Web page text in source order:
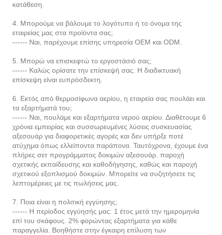
κατάθεση.
4. Μπορούμε να βάλουμε το λογότυπο ή το όνομα της
εταιρείας μας στα προϊόντα σας;
------ Ναι, παρέχουμε επίσης υπηρεσία OEM και ODM.
5. Μπορώ να επισκεφτώ το εργοστάσιό σας;
------ Καλώς ορίσατε την επίσκεψή σας. Η διαδικτυακή
επίσκεψη είναι ευπρόσδεκτη.
6. Εκτός από θερμοσίφωνα αερίου, η εταιρεία σας πουλάει και
τα εξαρτήματά του;
------ Ναι, πουλάμε και εξαρτήματα νερού αερίου. Διαθέτουμε 6
χρόνια εμπειρίας και συσσωρευμένες λύσεις συσκευασίας
αξεσουάρ για διαφορετικές αγορές και δεν υπήρξε ποτέ
ατύχημα όπως ελλείποντα παράπονα. Ταυτόχρονα, έχουμε ένα
πλήρες σετ προγράμματος δοκιμών αξεσουάρ. παροχή
σχετικής εκπαίδευσης και καθοδήγησης, καθώς και παροχή
σχετικού εξοπλισμού δοκιμών. Μπορείτε να συζητήσετε τις
λεπτομέρειες με τις πωλήσεις μας.
7. Ποια είναι η πολιτική εγγύησης;
------ Η περίοδος εγγύησής μας: 1 έτος μετά την ημερομηνία
επί του σκάφους. 2% φορώντας εξαρτήματα για κάθε
παραγγελία. Βοηθήστε στην έγκαιρη επίλυση των